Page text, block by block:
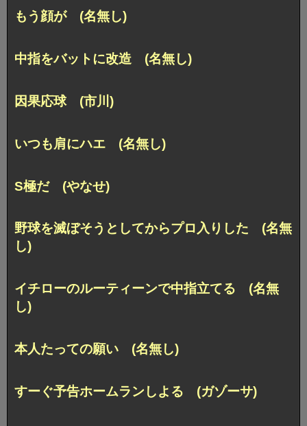
もう顔が (名無し)
中指をバットに改造 (名無し)
因果応球 (市川)
いつも肩にハエ (名無し)
S極だ (やなせ)
野球を滅ぼそうとしてからプロ入りした (名無
し)
イチローのルーティーンで中指立てる (名無
し)
本人たっての願い (名無し)
すーぐ予告ホームランしよる (ガゾーサ)